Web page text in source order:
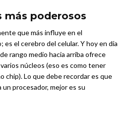
más poderosos
que más influye en el
el cerebro del celular. Y hoy en día
rango medio hacia arriba ofrece
núcleos (eso es como tener
chip). Lo que debe recordar es que
procesador, mejor es su